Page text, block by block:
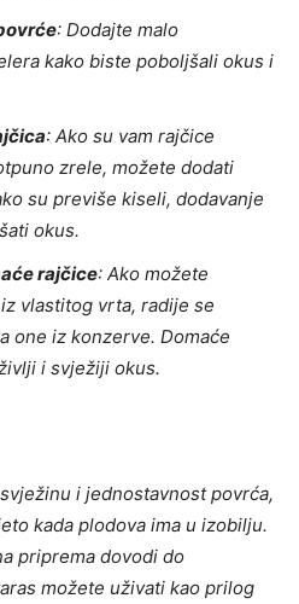
: Dodajte malo
kako biste poboljšali okus i
: Ako su vam rajčice
zrele, možete dodati
su previše kiseli, dodavanje
okus.
rajčice: Ako možete
vlastitog vrta, radije se
one iz konzerve. Domaće
i svježiji okus.
i jednostavnost povrća,
kada plodova ima u izobilju.
priprema dovodi do
možete uživati kao prilog